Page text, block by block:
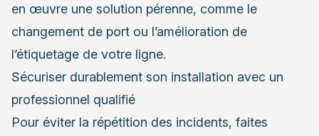
en œuvre une solution pérenne, comme le
changement de port ou l’amélioration de
l’étiquetage de votre ligne.
Sécuriser durablement son installation avec un
professionnel qualifié
Pour éviter la répétition des incidents, faites